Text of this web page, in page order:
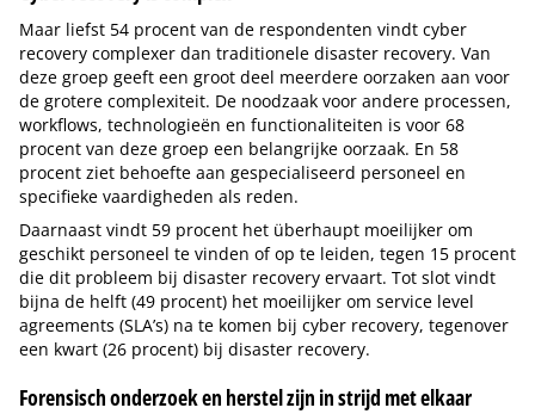
Maar liefst 54 procent van de respondenten vindt cyber
recovery complexer dan traditionele disaster recovery. Van
deze groep geeft een groot deel meerdere oorzaken aan voor
de grotere complexiteit. De noodzaak voor andere processen,
workflows, technologieën en functionaliteiten is voor 68
procent van deze groep een belangrijke oorzaak. En 58
procent ziet behoefte aan gespecialiseerd personeel en
specifieke vaardigheden als reden.
Daarnaast vindt 59 procent het überhaupt moeilijker om
geschikt personeel te vinden of op te leiden, tegen 15 procent
die dit probleem bij disaster recovery ervaart. Tot slot vindt
bijna de helft (49 procent) het moeilijker om service level
agreements (SLA’s) na te komen bij cyber recovery, tegenover
een kwart (26 procent) bij disaster recovery.
Forensisch onderzoek en herstel zijn in strijd met elkaar